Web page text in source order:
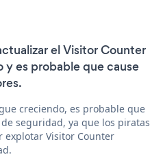
el Visitor Counter
y es probable que cause
creciendo, es probable que
seguridad, ya que los piratas
Visitor Counter